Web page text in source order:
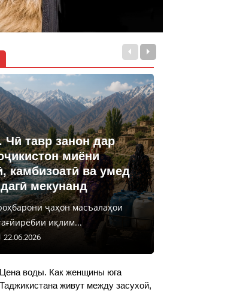
Чӣ тавр занон дар
миёни
камбизоатӣ ва умед
мекунанд
ҷаҳон масъалаҳои
иқлим...
22.06.2026
Цена воды. Как женщины юга
Таджикистана живут между засухой,